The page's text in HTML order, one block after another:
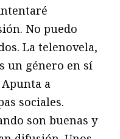
No puedo
La telenovela,
un género en sí
a
sociales.
son buenas y